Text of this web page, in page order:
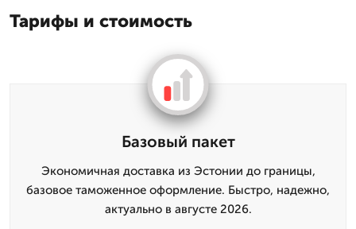
Тарифы и стоимость
Базовый пакет
Экономичная доставка из Эстонии до границы,
базовое таможенное оформление. Быстро, надежно,
актуально в августе 2026.